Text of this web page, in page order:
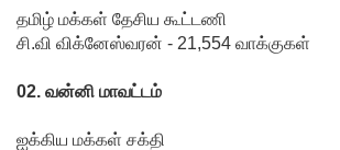
ராஜபக்ஷர்
களுக்கும்
தொடர்பா?
தமிழ் மக்கள் தேசிய கூட்டணி
சி.வி விக்னேஸ்வரன் - 21,554 வாக்குகள்
02. வன்னி மாவட்டம்
ஐக்கிய மக்கள் சக்தி